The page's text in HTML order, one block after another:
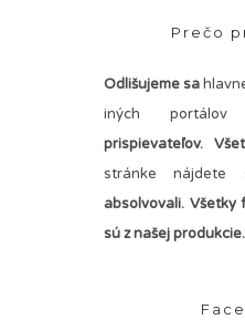
Prečo
Odlišujeme sa
iných portálov
prispievateľov.
stránke nájdete
absolvovali. Všetky
sú z našej produkcie.